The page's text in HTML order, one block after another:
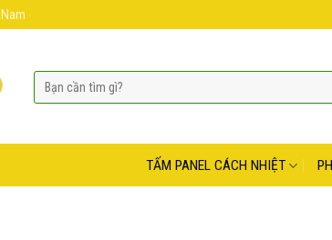
TẤM PANEL CÁCH NHIỆT